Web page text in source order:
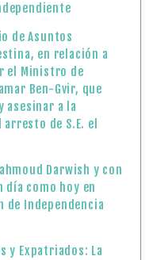
de Asuntos
en relación a
el Ministro de
Ben-Gvir, que
asesinar a la
de S.E. el
Darwish y con
día como hoy en
de Independencia
y Expatriados: La